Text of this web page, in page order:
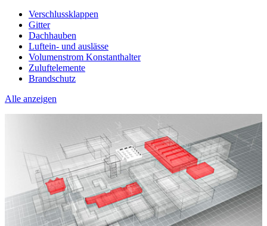
Verschlussklappen
Gitter
Dachhauben
Luftein- und auslässe
Volumenstrom Konstanthalter
Zuluftelemente
Brandschutz
Alle anzeigen